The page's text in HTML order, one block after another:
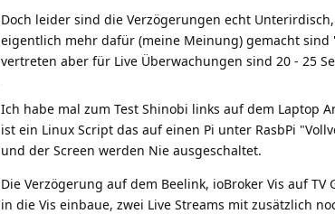
Doch leider sind die Verzögerungen echt
eigentlich mehr dafür (meine Meinung) gemacht
vertreten aber für Live Überwachungen sind 20 - 25
Ich habe mal zum Test Shinobi links auf dem Laptop
ist ein Linux Script das auf einen Pi unter RasbPi
und der Screen werden Nie ausgeschaltet.
Die Verzögerung auf dem Beelink, ioBroker Vis auf
in die Vis einbaue, zwei Live Streams mit zusätzlich